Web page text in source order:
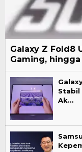
Galaxy Z Fold8
Gaming,
Stabil
Ak…